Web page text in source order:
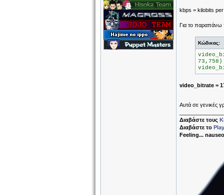
kbps = kilobits
Για το παραπάνω
Κώδικας:
video_bitrate =
Αυτά σε γενικές
Διαβάστε τους
Διαβάστε το
Feeling...